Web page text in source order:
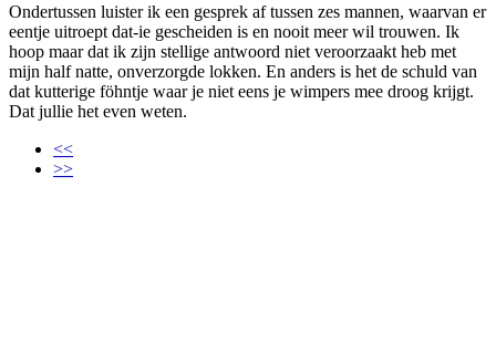
Ondertussen luister ik een gesprek af tussen zes mannen, waarvan er
eentje uitroept dat-ie gescheiden is en nooit meer wil trouwen. Ik
hoop maar dat ik zijn stellige antwoord niet veroorzaakt heb met
mijn half natte, onverzorgde lokken. En anders is het de schuld van
dat kutterige föhntje waar je niet eens je wimpers mee droog krijgt.
Dat jullie het even weten.
<<
>>